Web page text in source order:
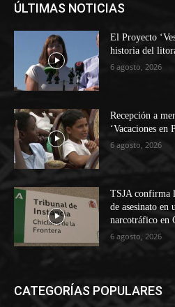
ÚLTIMAS NOTICIAS
El Proyecto
historia del
6 agosto, 2026
Recepción a
‘Vacaciones en
6 agosto, 2026
TSJA confirma
de asesinato en
narcotráfico en
6 agosto, 2026
CATEGORÍAS POPULARES